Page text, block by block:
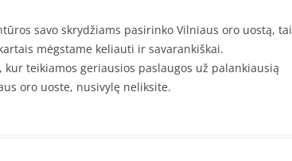
savo skrydžiams pasirinko Vilniaus oro uostą, tai
mėgstame keliauti ir savarankiškai.
teikiamos geriausios paslaugos už palankiausią
oro uoste, nusivylę neliksite.